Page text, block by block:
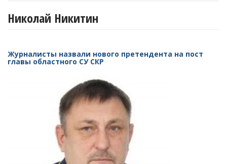
Николай Никитин
Журналисты назвали нового претендента на пост
главы областного СУ СКР